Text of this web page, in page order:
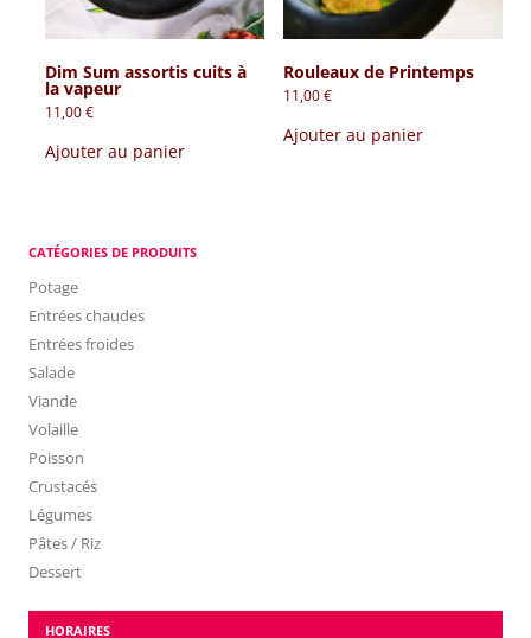
Dim Sum assortis cuits à
la vapeur
11,00€
Ajouter au panier
Rouleaux de Printemps
11,00€
Ajouter au panier
CATÉGORIES DE PRODUITS
Potage
Entrées chaudes
Entrées froides
Salade
Viande
Volaille
Poisson
Crustacés
Légumes
Pâtes / Riz
Dessert
HORAIRES